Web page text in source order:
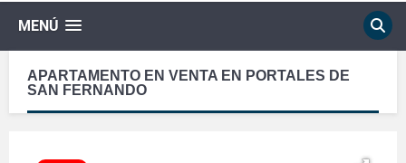
MENÚ
APARTAMENTO EN VENTA EN PORTALES DE
SAN FERNANDO